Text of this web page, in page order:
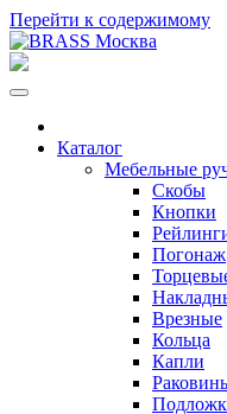
Перейти к содержимому
Каталог
Мебельные
Скобы
Кнопки
Погонаж
Врезные
Кольца
Капли